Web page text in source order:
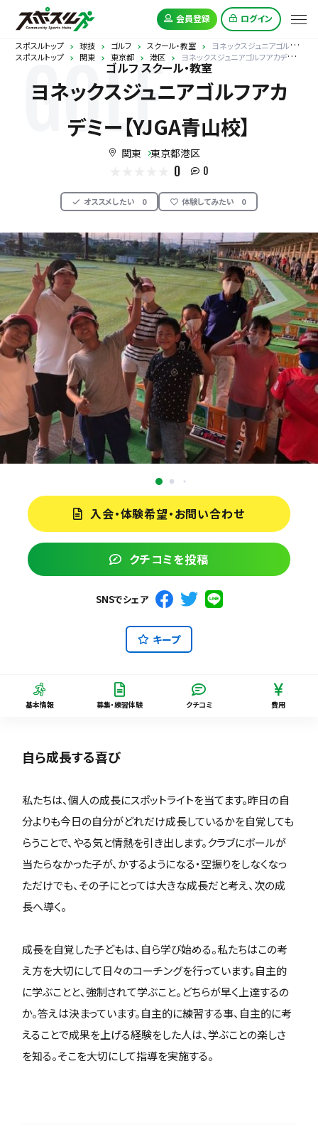
会員登録 ログイン
スポスルトップ 球技 ゴルフ スクール・教室
ヨネックスジュニアゴルフアカデミー【YJGA青山校】
スポスルトップ
関東 東京都 港区 ヨネックスジュニアゴルフアカデミー【YJGA青山校】
GOLF
ゴルフ スクール・教室
ヨネックスジュニアゴルフアカ
デミー【YJGA青山校】
関東 東京都港区
0 0
オススメしたい 0 体験してみたい 0
入会・体験希望・お問い合わせ
クチコミを投稿
SNSでシェア
キープ
基本情報 募集・練習体験 クチコミ 費用
自ら成長する喜び
私たちは、個人の成長にスポットライトを当てます。昨日の自
分よりも今日の自分がどれだけ成長しているかを自覚しても
らうことで、やる気と情熱を引き出します。クラブにボールが
当たらなかった子が、かするようになる・空振りをしなくなっ
ただけでも、その子にとっては大きな成長だと考え、次の成
長へ導く。
成長を自覚した子どもは、自ら学び始める。私たちはこの考
え方を大切にして日々のコーチングを行っています。自主的
に学ぶことと、強制されて学ぶこと。どちらが早く上達するの
か。答えは決まっています。自主的に練習する事、自主的に考
えることで成果を上げる経験をした人は、学ぶことの楽しさ
を知る。そこを大切にして指導を実施する。